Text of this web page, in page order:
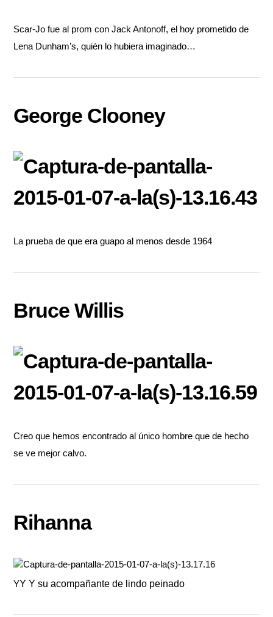
Scar-Jo fue al prom con Jack Antonoff, el hoy prometido de
Lena Dunham’s, quién lo hubiera imaginado…
George Clooney
La prueba de que era guapo al menos desde 1964
Bruce Willis
Creo que hemos encontrado al único hombre que de hecho
se ve mejor calvo.
Rihanna
YY Y su acompañante de lindo peinado